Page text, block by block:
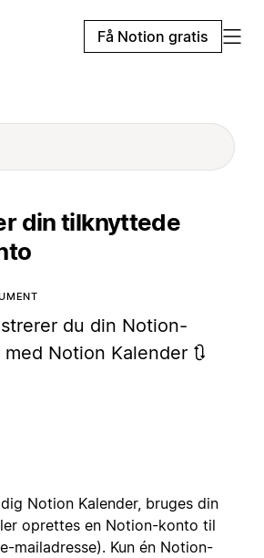
Få Notion gratis
din tilknyttede
du din Notion-
Notion Kalender 🔃
Notion Kalender, bruges din
oprettes en Notion-konto til
mailadresse). Kun én Notion-